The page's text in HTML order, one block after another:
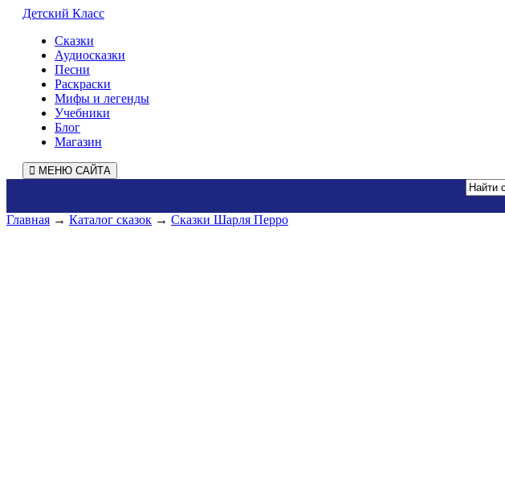
Детский Класс
Сказки
Аудиосказки
Песни
Раскраски
Мифы и легенды
Учебники
Блог
Магазин
МЕНЮ САЙТА
Главная → Каталог сказок → Сказки Шарля Перро